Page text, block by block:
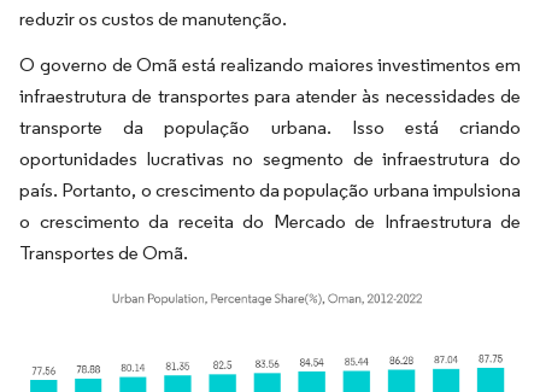
reduzir os custos de manutenção.
O governo de Omã está realizando maiores investimentos em
infraestrutura de transportes para atender às necessidades de
transporte da população urbana. Isso está criando
oportunidades lucrativas no segmento de infraestrutura do
país. Portanto, o crescimento da população urbana impulsiona
o crescimento da receita do Mercado de Infraestrutura de
Transportes de Omã.